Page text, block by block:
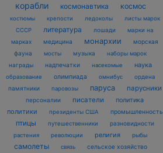
корабли космонавтика космос
костюмы крепости ледоколы
листы марок
СССР
литература лошади
марки на
марках
медицина монархии
морская
фауна
мосты музыка наборы марок
награды надпечатки насекомые наука
образование олимпиада омнибус ордена
памятники паровозы паруса парусники
персоналии писатели
политика
политики
президенты США промышленность
птицы путешественники разновидности
растения революции религия рыбы
самолеты связь сельское хозяйство